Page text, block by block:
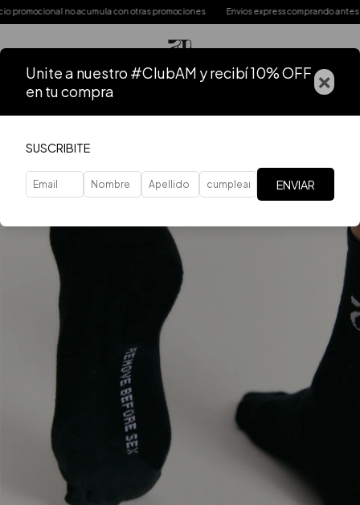
no acumula con otras promociones Envios express comprando antes
Unite a nuestro #ClubAM y recibí 10% OFF
en tu compra
×
SUSCRIBITE
ENVIAR